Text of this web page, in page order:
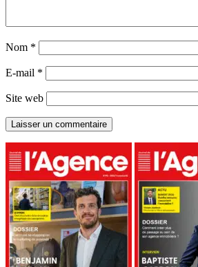
Nom *
E-mail *
Site web